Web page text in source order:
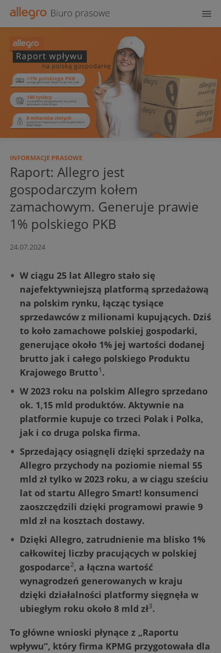
INFORMACJE PRASOWE
Raport: Allegro jest
gospodarczym kołem
zamachowym. Generuje prawie
1% polskiego PKB
24.07.2024
W ciągu 25 lat Allegro stało się
najefektywniejszą platformą sprzedażową
na polskim rynku, łącząc tysiące
sprzedawców z milionami kupujących. Dziś
to koło zamachowe polskiej gospodarki,
generujące około 1% jej wartości dodanej
brutto jak i całego polskiego Produktu
Krajowego Brutto1.
W 2023 roku na polskim Allegro sprzedano
ok. 1,15 mld produktów. Aktywnie na
platformie kupuje co trzeci Polak i Polka,
jak i co druga polska firma.
Sprzedający osiągnęli dzięki sprzedaży na
Allegro przychody na poziomie niemal 55
mld zł tylko w 2023 roku, a w ciągu sześciu
lat od startu Allegro Smart! konsumenci
zaoszczędzili dzięki programowi prawie 9
mld zł na kosztach dostawy.
Dzięki Allegro, zatrudnienie ma blisko 1%
całkowitej liczby pracujących w polskiej
gospodarce2, a łączna wartość
wynagrodzeń generowanych w kraju
dzięki działalności platformy sięgnęła w
ubiegłym roku około 8 mld zł3.
To główne wnioski płynące z „Raportu
wpływu”, który firma KPMG przygotowała dla